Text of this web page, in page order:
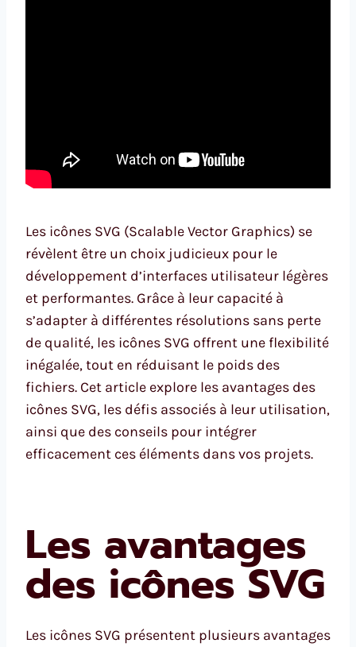
Les icônes SVG (Scalable Vector Graphics) se
révèlent être un choix judicieux pour le
développement d’interfaces utilisateur légères
et performantes. Grâce à leur capacité à
s’adapter à différentes résolutions sans perte
de qualité, les icônes SVG offrent une flexibilité
inégalée, tout en réduisant le poids des
fichiers. Cet article explore les avantages des
icônes SVG, les défis associés à leur utilisation,
ainsi que des conseils pour intégrer
efficacement ces éléments dans vos projets.
Les avantages
des icônes SVG
Les icônes SVG présentent plusieurs avantages